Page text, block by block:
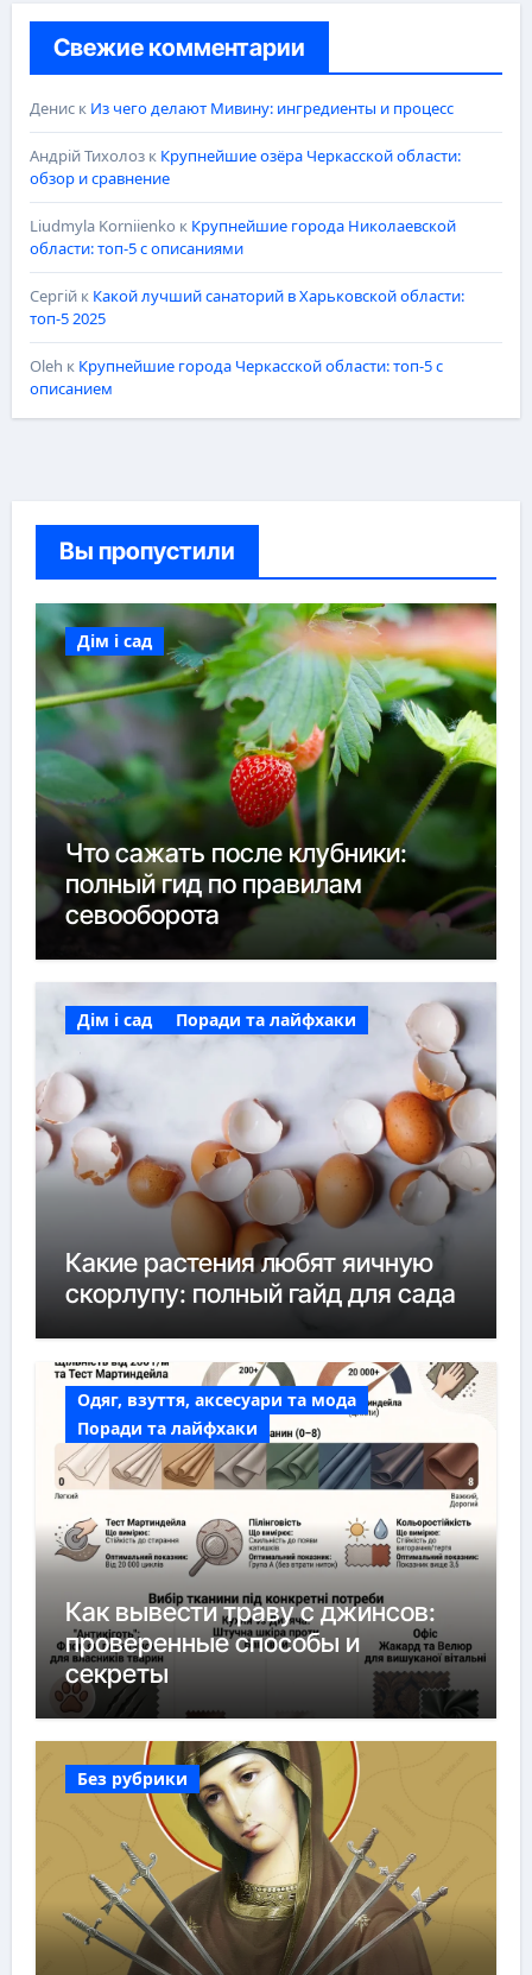
Свежие комментарии
Дениск Из чего делают Мивину: ингредиенты и процесс
Андрій Тихолозк Крупнейшие озёра Черкасской области:
обзор и сравнение
Liudmyla Korniienko к Крупнейшие города Николаевской
области: топ-5 с описаниями
Сергійк Какой лучший санаторий в Харьковской области:
топ-5 2025
Oleh к Крупнейшие города Черкасской области: топ-5 с
описанием
Вы пропустили
Дім і сад
Что сажать после клубники:
полный гид по правилам
севооборота
Дім і сад Поради та лайфхаки
Какие растения любят яичную
скорлупу: полный гайд для сада
Одяг, взуття, аксесуари та мода
Поради та лайфхаки
Как вывести траву с джинсов:
проверенные способы и
секреты
Без рубрики